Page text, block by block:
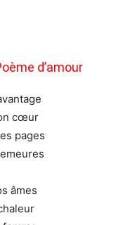
d’amour
cœur
pages
âmes